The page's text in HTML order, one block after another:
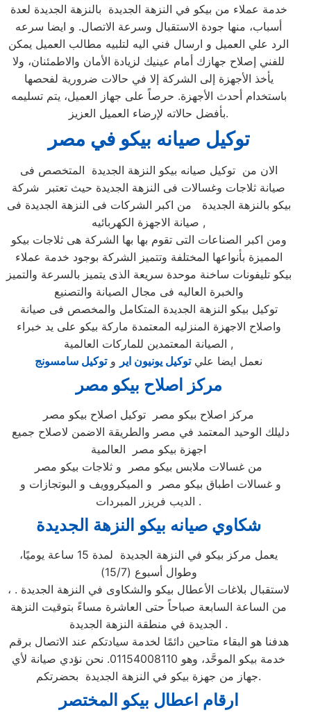
خدمة عملاء من بيكو في النزهة الجديدة بالنزهة الجديدة لعدة
أسباب، منها جودة الاستقبال وسرعة الاتصال. و ايضا سرعه
الرد علي العميل و ارسال فني اليه لتلبيه مطالب العميل يمكن
للفني إصلاح جهازك أمام عينيك لزيادة الأمان والاطمئنان، ولا
يأخذ الأجهزة إلى الشركة إلا في حالات ضرورية لفحصها
باستخدام أحدث الأجهزة. حرصاً على جهاز العميل، يتم تسليمه
بأفضل حالاته لإرضاء العميل العزيز.
توكيل صيانه بيكو في مصر
الان من توكيل صيانه بيكو النزهة الجديدة المتخصص فى
صيانة ثلاجات وغسالات فى النزهة الجديدة حيث تعتبر شركة
بيكو بالنزهة الجديدة من اكبر الشركات فى النزهة الجديدة فى
صيانة الاجهزة الكهربائيه ,
ومن اكبر الصناعات التى تقوم بها بها الشركة هى ثلاجات بيكو
المميزة بأنواعها المختلفة وتتميز الشركة بوجود خدمة عملاء
بيكو تليفونات ساخنة موحدة سريعة الذى يتميز بالسرعة والتميز
والخبرة العاليه فى مجال الصيانة والتصنيع
توكيل بيكو النزهة الجديدة المتكامل والمخصص فى صيانة
واصلاح الاجهزة المنزليه المعتمدة ماركة بيكو على يد خبراء
الصيانة المعتمدين للماركات العالمية ,
نعمل ايضا عليتوكيل يونيون اير وتوكيل سامسونج
مركز اصلاح بيكو مصر
مركز اصلاح بيكو مصر توكيل اصلاح بيكو مصر
اجهزة بيكو مصر العالمية
من غسالات ملابس بيكو مصر و ثلاجات بيكو مصر
الديب فريزر المبردات .
شكاوي صيانه بيكو النزهة الجديدة
يعمل مركز بيكو في النزهة الجديدة لمدة 15 ساعة يوميًا،
وطوال أسبوع (15/7)
، لاستقبال بلاغات الأعطال بيكو والشكاوى في النزهة الجديدة .
من الساعة السابعة صباحاً حتى العاشرة مساءً بتوقيت النزهة
الجديدة في منطقة النزهة الجديدة .
هدفنا هو البقاء متاحين دائمًا لخدمة سيادتكم عند الاتصال برقم
خدمة بيكو الموحَّد، وهو 01154008110. نحن نؤدي صيانة لأي
جهاز من جهزة بيكو في النزهة الجديدة بحضرتكم.
ارقام اعطال بيكو المختصر